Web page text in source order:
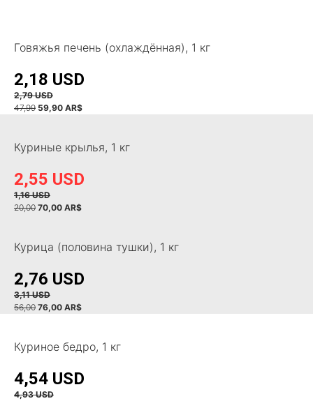
Говяжья печень (охлаждённая), 1 кг
2,18 USD
2,79 USD
47,99 59,90 AR$
Куриные крылья, 1 кг
2,55 USD
1,16 USD
20,00 70,00 AR$
Курица (половина тушки), 1 кг
2,76 USD
3,11 USD
56,00 76,00 AR$
Куриное бедро, 1 кг
4,54 USD
4,93 USD